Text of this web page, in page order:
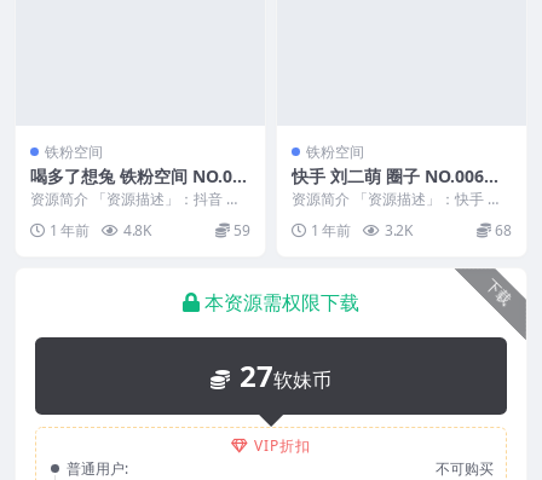
铁粉空间
喝多了想兔 铁粉空间 NO.00
4期 最新至：2025.4.9
资源简介 「资源描述」：抖音 喝
多了想兔 铁粉空间 NO.004期 【1
0P2V...
1 年前 4.8K 59
铁粉空间
快手 刘二萌 圈子 NO.006期
最新至：2025.2.19
资源简介 「资源描述」：快手 刘
二萌 圈子 NO.006期 【18P】最新
至：2...
1 年前 3.2K 68
下载
本资源需权限下载
27软妹币
VIP折扣
普通用户:
不可购买